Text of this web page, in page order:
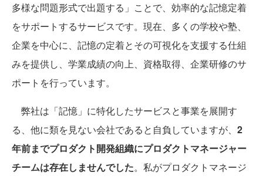
多様な問題形式で出題する」ことで、効率的な記憶定着
をサポートするサービスです。現在、多くの学校や塾、
企業を中心に、記憶の定着とその可視化を支援する仕組
みを提供し、学業成績の向上、資格取得、企業研修のサ
ポートを行っています。
弊社は「記憶」に特化したサービスと事業を展開す
る、他に類を見ない会社であると自負していますが、 2
年前までプロダクト開発組織にプロダクトマネージャー
チームは存在しませんでした。私がプロダクトマネージ